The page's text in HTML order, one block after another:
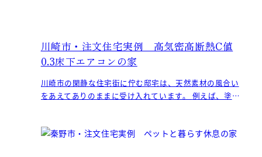
川崎市・注文住宅実例 高気密高断熱C値
0.3床下エアコンの家
川崎市の閑静な住宅街に佇む邸宅は、天然素材の風合い
をあえてありのままに受け入れています。 例えば、塗り